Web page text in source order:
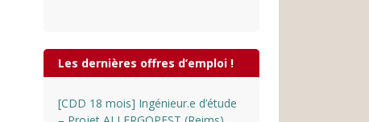
Les dernières offres d’emploi !
[CDD 18 mois] Ingénieur.e d’étude